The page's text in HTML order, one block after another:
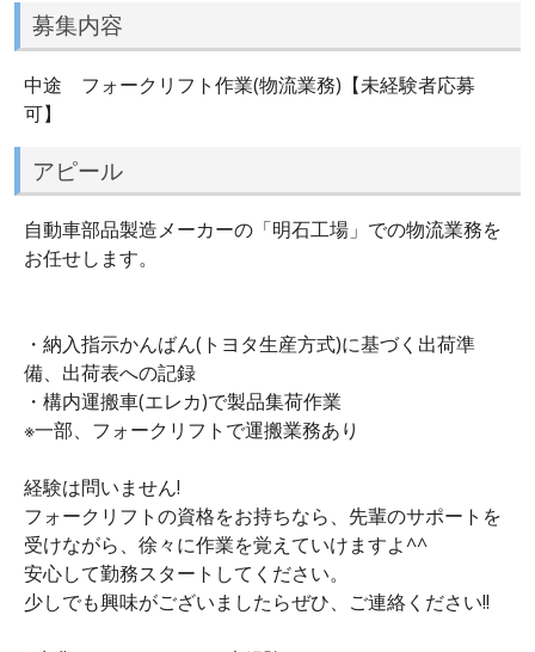
募集内容
中途 フォークリフト作業(物流業務)【未経験者応募
可】
アピール
自動車部品製造メーカーの「明石工場」での物流業務を
お任せします。
・納入指示かんばん(トヨタ生産方式)に基づく出荷準
備、出荷表への記録
・構内運搬車(エレカ)で製品集荷作業
※一部、フォークリフトで運搬業務あり
経験は問いません!
フォークリフトの資格をお持ちなら、先輩のサポートを
受けながら、徐々に作業を覚えていけますよ^^
安心して勤務スタートしてください。
少しでも興味がございましたらぜひ、ご連絡ください!!